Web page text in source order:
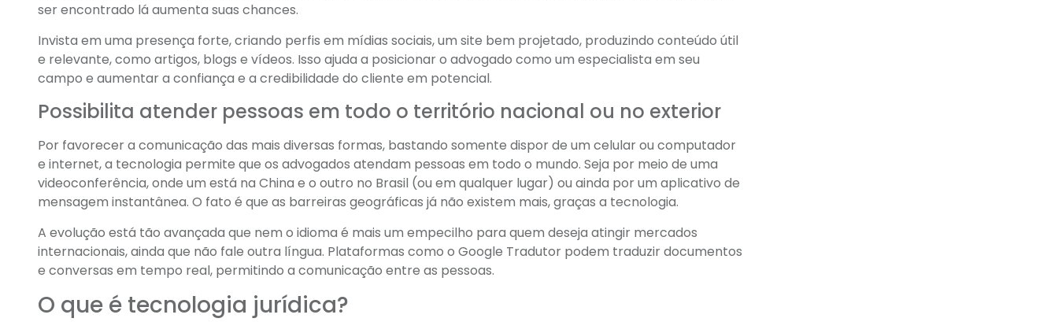
ser encontrado lá aumenta suas chances.
Invista em uma presença forte, criando perfis em mídias sociais, um site bem projetado, produzindo conteúdo útil
e relevante, como artigos, blogs e vídeos. Isso ajuda a posicionar o advogado como um especialista em seu
campo e aumentar a confiança e a credibilidade do cliente em potencial.
Possibilita atender pessoas em todo o território nacional ou no exterior
Por favorecer a comunicação das mais diversas formas, bastando somente dispor de um celular ou computador
e internet, a tecnologia permite que os advogados atendam pessoas em todo o mundo. Seja por meio de uma
videoconferência, onde um está na China e o outro no Brasil (ou em qualquer lugar) ou ainda por um aplicativo de
mensagem instantânea. O fato é que as barreiras geográficas já não existem mais, graças a tecnologia.
A evolução está tão avançada que nem o idioma é mais um empecilho para quem deseja atingir mercados
internacionais, ainda que não fale outra língua. Plataformas como o Google Tradutor podem traduzir documentos
e conversas em tempo real, permitindo a comunicação entre as pessoas.
O que é tecnologia jurídica?